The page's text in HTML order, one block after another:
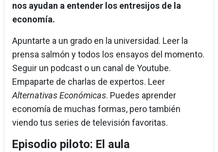
nos ayudan a entender los entresijos de la
economía.
Apuntarte a un grado en la universidad. Leer la
prensa salmón y todos los ensayos del momento.
Seguir un podcast o un canal de Youtube.
Empaparte de charlas de expertos. Leer
Alternativas Económicas. Puedes aprender
economía de muchas formas, pero también
viendo tus series de televisión favoritas.
Episodio piloto: El aula